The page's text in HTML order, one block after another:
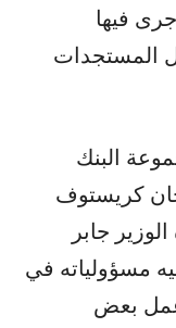
فيها
المستجدات
البنك
كريستوف
جابر
مسؤولياته في
عمل بعض